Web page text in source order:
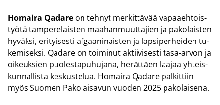
Ho­mai­ra Qa­da­re on teh­nyt mer­kit­tä­vää va­paa­eh­tois­
työ­tä tam­pe­re­lais­ten maa­han­muut­ta­jien ja pa­ko­lais­ten
hy­väk­si, eri­tyi­ses­ti af­gaa­ni­nais­ten ja lap­si­per­hei­den tu­
ke­mi­sek­si. Qa­da­re on toi­mi­nut ak­tii­vi­ses­ti tasa-​arvon ja
oi­keuk­sien puo­les­ta­pu­hu­ja­na, he­rät­täen laa­jaa yh­teis­
kun­nal­lis­ta kes­kus­te­lua. Ho­mai­ra Qa­da­re pal­kit­tiin
myös Suo­men Pa­ko­lai­sa­vun vuo­den 2025 pa­ko­lai­se­na.